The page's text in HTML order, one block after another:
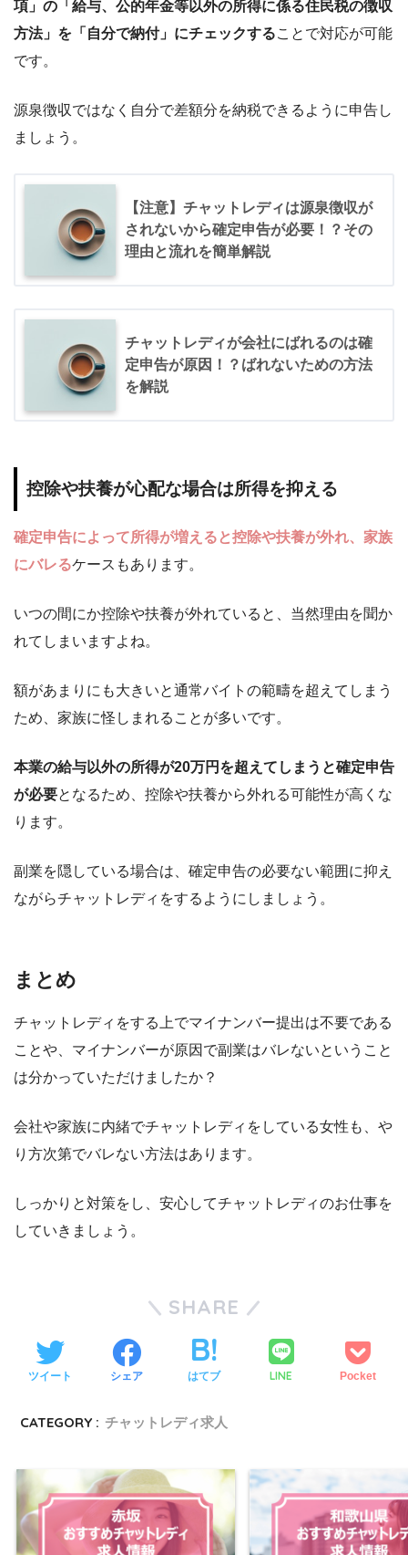
項」の「給与、公的年金等以外の所得に係る住民税の徴収
方法」を「自分で納付」にチェックすることで対応が可能
です。
源泉徴収ではなく自分で差額分を納税できるように申告し
ましょう。
【注意】チャットレディは源泉徴収が
されないから確定申告が必要！？その
理由と流れを簡単解説
チャットレディが会社にばれるのは確
定申告が原因！？ばれないための方法
を解説
控除や扶養が心配な場合は所得を抑える
確定申告によって所得が増えると控除や扶養が外れ、家族
にバレるケースもあります。
いつの間にか控除や扶養が外れていると、当然理由を聞か
れてしまいますよね。
額があまりにも大きいと通常バイトの範疇を超えてしまう
ため、家族に怪しまれることが多いです。
本業の給与以外の所得が20万円を超えてしまうと確定申告
が必要となるため、控除や扶養から外れる可能性が高くな
ります。
副業を隠している場合は、確定申告の必要ない範囲に抑え
ながらチャットレディをするようにしましょう。
まとめ
チャットレディをする上でマイナンバー提出は不要である
ことや、マイナンバーが原因で副業はバレないということ
は分かっていただけましたか？
会社や家族に内緒でチャットレディをしている女性も、や
り方次第でバレない方法はあります。
しっかりと対策をし、安心してチャットレディのお仕事を
していきましょう。
SHARE
ツイート シェア はてブ LINE Pocket
CATEGORY : チャットレディ求人